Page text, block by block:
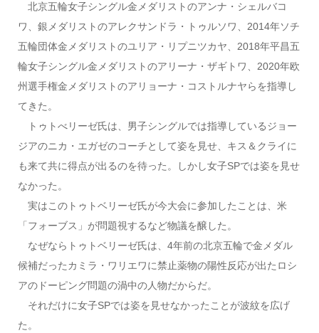
北京五輪女子シングル金メダリストのアンナ・シェルバコ
ワ、銀メダリストのアレクサンドラ・トゥルソワ、2014年ソチ
五輪団体金メダリストのユリア・リプニツカヤ、2018年平昌五
輪女子シングル金メダリストのアリーナ・ザギトワ、2020年欧
州選手権金メダリストのアリョーナ・コストルナヤらを指導し
てきた。
トゥトべリーゼ氏は、男子シングルでは指導しているジョー
ジアのニカ・エガゼのコーチとして姿を見せ、キス＆クライに
も来て共に得点が出るのを待った。しかし女子SPでは姿を見せ
なかった。
実はこのトゥトベリーゼ氏が今大会に参加したことは、米
「フォーブス」が問題視するなど物議を醸した。
なぜならトゥトベリーゼ氏は、4年前の北京五輪で金メダル
候補だったカミラ・ワリエワに禁止薬物の陽性反応が出たロシ
アのドーピング問題の渦中の人物だからだ。
それだけに女子SPでは姿を見せなかったことが波紋を広げ
た。